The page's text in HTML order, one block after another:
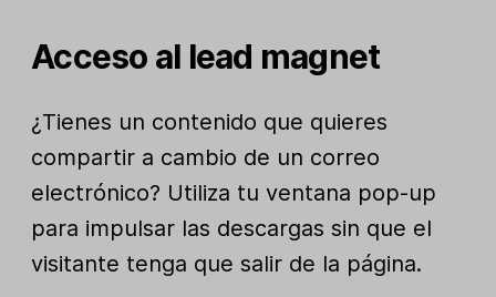
Acceso al lead magnet
¿Tienes un contenido que quieres
compartir a cambio de un correo
electrónico? Utiliza tu ventana pop-up
para impulsar las descargas sin que el
visitante tenga que salir de la página.